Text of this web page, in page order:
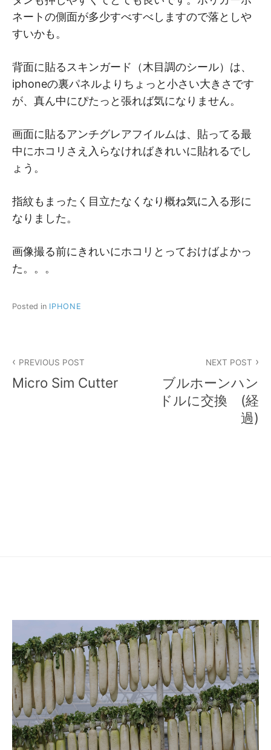
ネートの側面が多少すべすべしますので落としや
すいかも。
背面に貼るスキンガード（木目調のシール）は、
iphoneの裏パネルよりちょっと小さい大きさです
が、真ん中にぴたっと張れば気になりません。
画面に貼るアンチグレアフイルムは、貼ってる最
中にホコリさえ入らなければきれいに貼れるでし
ょう。
指紋もまったく目立たなくなり概ね気に入る形に
なりました。
画像撮る前にきれいにホコリとっておけばよかっ
た。。。
Posted in IPHONE
稿
PREVIOUS POST
Micro Sim Cutter
NEXT POST
ブルホーンハン
ドルに交換 (経
過)